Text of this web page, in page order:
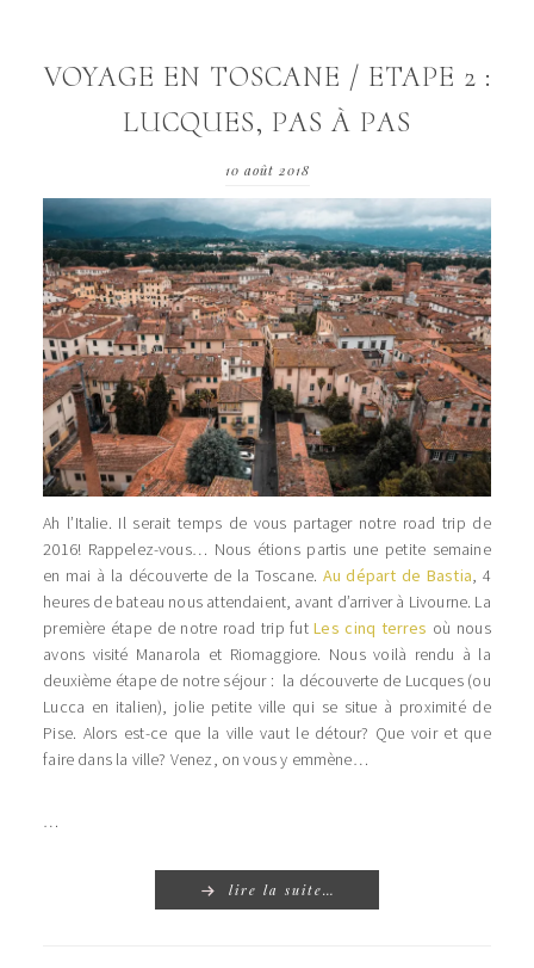
VOYAGE EN TOSCANE / ETAPE 2 :
LUCQUES, PAS À PAS
10 août 2018
Ah l’Italie. Il serait temps de vous partager notre road trip de
2016! Rappelez-vous… Nous étions partis une petite semaine
en mai à la découverte de la Toscane. Au départ de Bastia, 4
heures de bateau nous attendaient, avant d’arriver à Livourne. La
première étape de notre road trip futLes cinq terres où nous
avons visité Manarola et Riomaggiore. Nous voilà rendu à la
deuxième étape de notre séjour : la découverte de Lucques (ou
Lucca en italien), jolie petite ville qui se situe à proximité de
Pise. Alors est-ce que la ville vaut le détour? Que voir et que
faire dans la ville? Venez, on vous y emmène…
…
lire la suite…